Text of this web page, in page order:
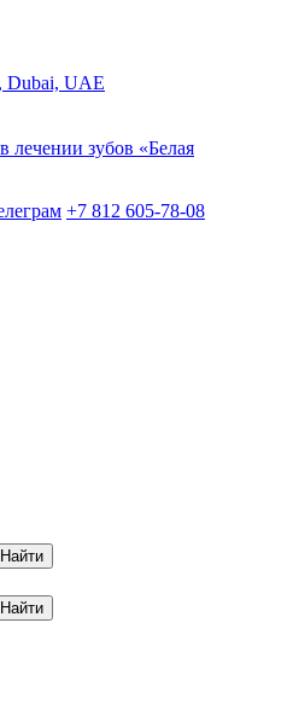
Dubai, UAE
зубов «Белая
+7 812 605-78-08
Найти
Найти